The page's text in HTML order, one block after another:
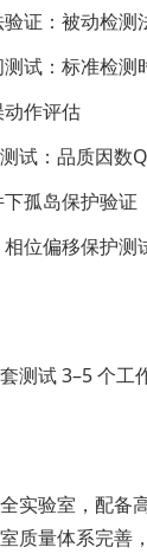
证：被动检
试：标准检
作评估
试：品质因数
孤岛保护验证
位偏移保护测
测试 3–5 个工
实验室，配备
质量体系完善